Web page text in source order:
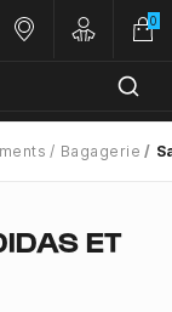
Nos magasins
Customer
0
Bagagerie
ET